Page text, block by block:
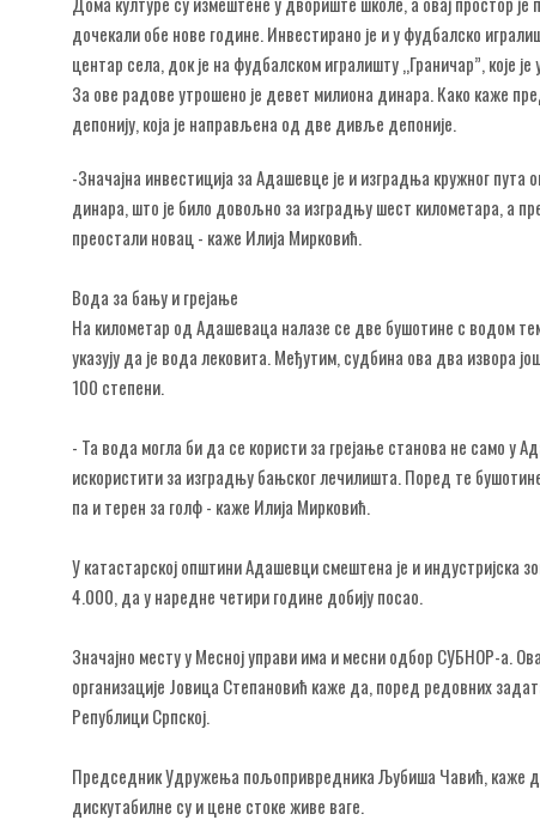
дочекали обе нове године. Инвестирано је и у фудбалско
центар села, док је на фудбалском игралишту „Граничар”, које
За ове радове утрошено је девет милиона динара. Како каже
депонију, која је направљена од две дивље депоније.
-Значајна инвестиција за Адашевце је и изградња кружног
динара, што је било довољно за изградњу шест километара, а
преостали новац - каже Илија Мирковић.
Вода за бању и грејање
На километар од Адашеваца налазе се две бушотине с водом
указују да је вода лековита. Међутим, судбина ова два извора
100 степени.
- Та вода могла би да се користи за грејање станова не само у
искористити за изградњу бањског лечилишта. Поред те
па и терен за голф - каже Илија Мирковић.
У катастарској општини Адашевци смештена је и индустријска
4.000, да у наредне четири године добију посао.
Значајно месту у Месној управи има и месни одбор СУБНОР-а.
организације Јовица Степановић каже да, поред редовних
Републици Српској.
Председник Удружења пољопривредника Љубиша Чавић, каже
дискутабилне су и цене стоке живе ваге.